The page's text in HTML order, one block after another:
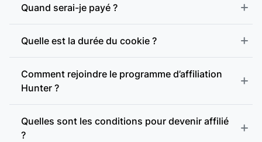
Quand serai-je payé ?
Quelle est la durée du cookie ?
Comment rejoindre le programme d’affiliation
Hunter ?
Quelles sont les conditions pour devenir affilié
?